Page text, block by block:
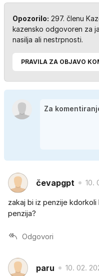
Opozorilo: 297. členu
kazensko odgovoren za
nasilja ali nestrpnosti.
PRAVILA ZA OBJAVO
čevapgpt 10.
zakaj bi iz penzije
penzija?
Odgovori
paru 10. 02.